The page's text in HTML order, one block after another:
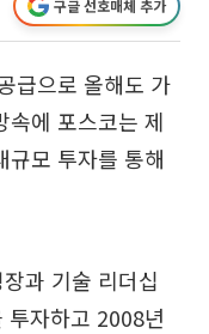
구글 선호매체 추가
급으로 올해도 가
속에 포스코는 제
규모 투자를 통해
과 기술 리더십
자하고 2008년